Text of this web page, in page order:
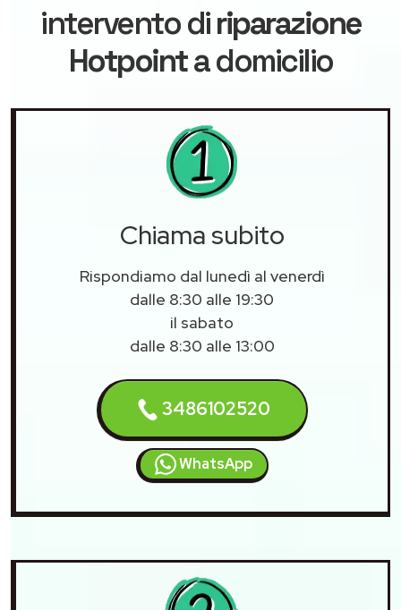
intervento diriparazione
Hotpointa domicilio
Chiama subito
Rispondiamo dal lunedì al venerdì
dalle 8:30 alle 19:30
il sabato
dalle 8:30 alle 13:00
3486102520
WhatsApp